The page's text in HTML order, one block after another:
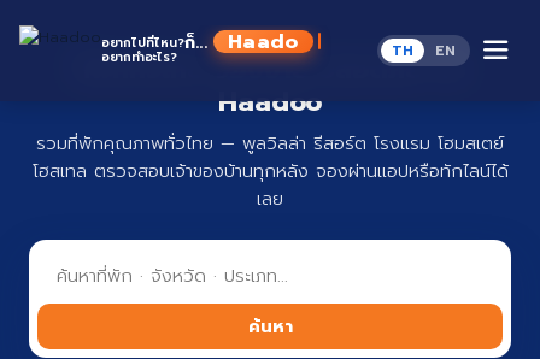
อยากไปที่ไหน?
อยากทำอะไร?
ก็... Haadoo
อ่านว่า หาดู
TH EN
ที่พักทั่วไทย จองง่าย ปลอดภัย กับ
Haadoo
รวมที่พักคุณภาพทั่วไทย — พูลวิลล่า รีสอร์ต โรงแรม โฮมสเตย์
โฮสเทล ตรวจสอบเจ้าของบ้านทุกหลัง จองผ่านแอปหรือทักไลน์ได้
เลย
ค้นหา